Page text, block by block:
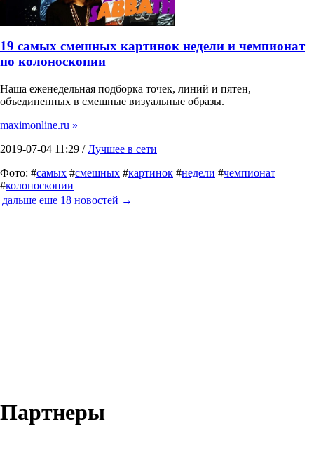
19 самых смешных картинок недели и чемпионат
по колоноскопии
Наша еженедельная подборка точек, линий и пятен,
объединенных в смешные визуальные образы.
maximonline.ru »
2019-07-04 11:29 /Лучшее в сети
Фото: #самых #смешных #картинок #недели #чемпионат
#колоноскопии
дальше еше 18 новостей →
Партнеры